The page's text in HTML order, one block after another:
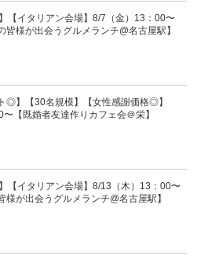
【イタリアン会場】8/7（金）13：00〜
皆様が出会うグルメランチ@名古屋駅】
◎】【30名規模】【女性感謝価格◎】
【既婚者友達作りカフェ会＠栄】
【イタリアン会場】8/13（木）13：00〜
様が出会うグルメランチ@名古屋駅】